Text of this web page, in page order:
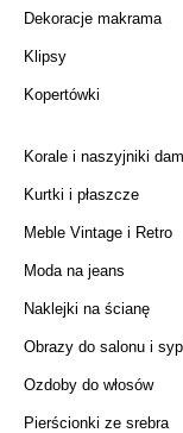
Dekoracje makrama
Klipsy
Kopertówki
Korale i naszyjniki
Kurtki i płaszcze
Meble Vintage i Retro
Moda na jeans
Naklejki na ścianę
Obrazy do salonu i
Ozdoby do włosów
Pierścionki ze srebra